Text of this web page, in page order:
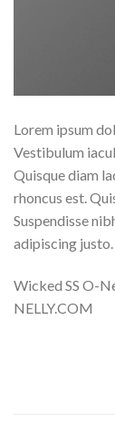
Lorem ipsum
Vestibulum
Quisque diam
rhoncus est.
Suspendisse
adipiscing
Wicked SS O-
NELLY.COM